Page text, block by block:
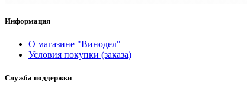
Информация
О магазине "Винодел"
Условия покупки (заказа)
Служба поддержки